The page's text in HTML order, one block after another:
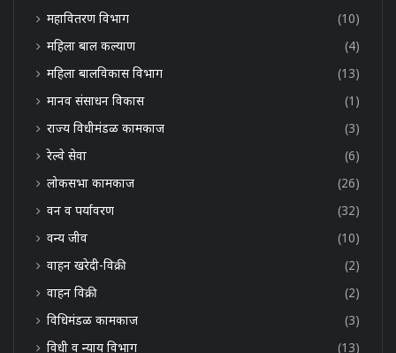
महावितरण विभाग
(10)
महिला बाल कल्याण
(4)
महिला बालविकास विभाग
(13)
मानव संसाधन विकास
(1)
राज्य विधीमंडळ कामकाज
(3)
रेल्वे सेवा
(6)
लोकसभा कामकाज
(26)
वन व पर्यावरण
(32)
वन्य जीव
(10)
वाहन खरेदी-विक्री
(2)
वाहन विक्री
(2)
विधिमंडळ कामकाज
(3)
विधी व न्याय विभाग
(13)